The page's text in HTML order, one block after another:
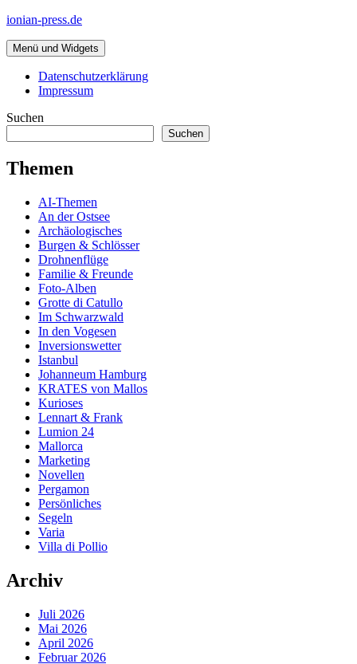
Zum
springen
ionian-press.de
Menü und Widgets
Datenschutzerklärung
Impressum
Suchen
Suchen
Themen
AI-Themen
An der Ostsee
Archäologisches
Burgen & Schlösser
Drohnenflüge
Familie & Freunde
Foto-Alben
Grotte di Catullo
Im Schwarzwald
In den Vogesen
Inversionswetter
Istanbul
Johanneum Hamburg
KRATES von Mallos
Kurioses
Lennart & Frank
Lumion 24
Mallorca
Marketing
Novellen
Pergamon
Persönliches
Segeln
Varia
Villa di Pollio
Archiv
Juli 2026
Mai 2026
April 2026
Februar 2026